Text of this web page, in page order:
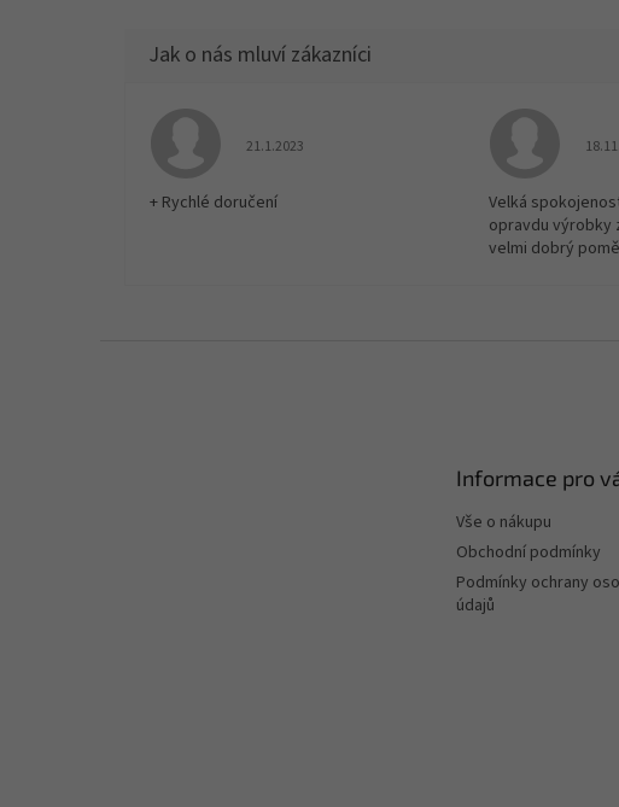
Hodnocení obchodu je 5 z 5 hvězdiček.
21.1.2023
+ Rychlé doručení
Velká
opravdu výrobky
velmi dobrý
Informace pro
Vše o nákupu
Obchodní podmínky
Podmínky ochrany
údajů